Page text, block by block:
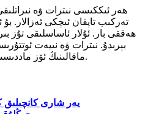
ھەر ئىككىسى نىترات ۋە
تەركىب تاپقان ئىچكى ئەزالار.
ھەققى بار. ئۇلار ئاساسلىقى تۇز
بېرىدۇ. نىترات ۋە نىيەت
ماقالىنىڭ ئۆز ماددىسىدىكى پەرقنى مۇزاكىرە قىلىمىز.
يەر شارى كانچىلىق